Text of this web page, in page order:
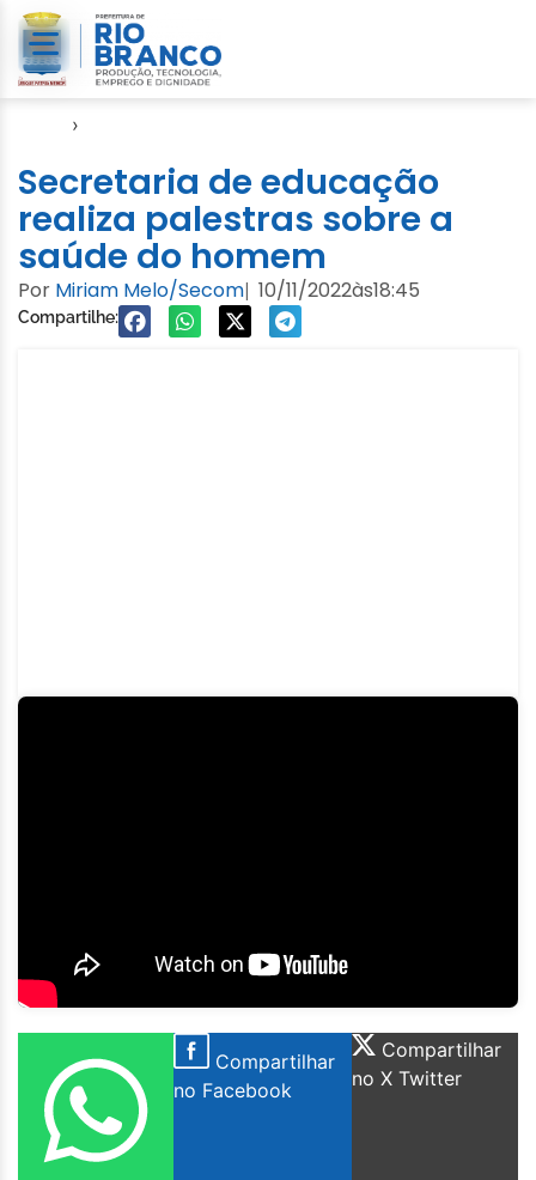
›
Secretaria de educação
realiza palestras sobre a
saúde do homem
Por Miriam Melo/Secom| 10/11/2022às18:45
Compartilhe:
Compartilhar
no Facebook
Compartilhar
no X Twitter